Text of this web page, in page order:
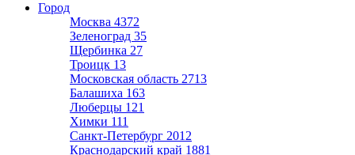
Город
Москва 4372
Зеленоград 35
Щербинка 27
Троицк 13
Московская область 2713
Балашиха 163
Люберцы 121
Химки 111
Санкт-Петербург 2012
Краснодарский край 1881